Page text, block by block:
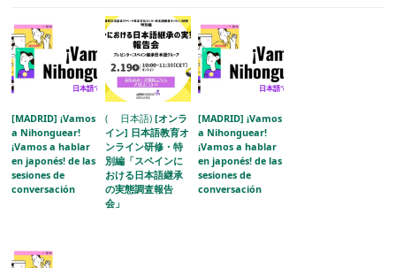
[MADRID] ¡Vamos
a Nihonguear!
¡Vamos a hablar
en japonés! de las
sesiones de
conversación
( 日本語) [オンラ
イン] 日本語教育オ
ンライン研修・特
別編「スペインに
おける日本語継承
の実態調査報告
会」
[MADRID] ¡Vamos
a Nihonguear!
¡Vamos a hablar
en japonés! de las
sesiones de
conversación